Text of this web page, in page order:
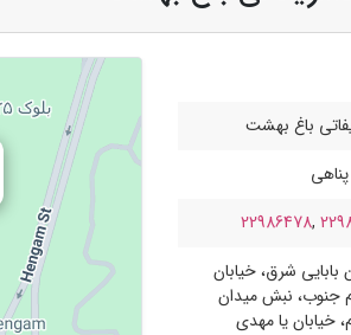
باغ بهشت
,
22986478
بابایی شرق، خیابان
جنوب، نبش میدان
خیابان یا مهدی